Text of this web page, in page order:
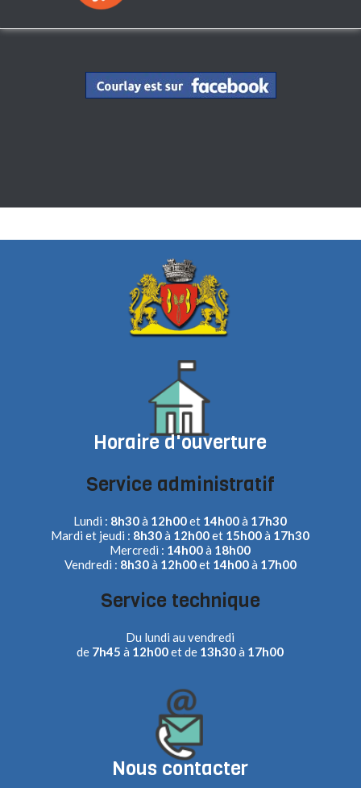
Horaire d'ouverture
Service administratif
Lundi : 8h30à 12h00et 14h00à 17h30
Mardi et jeudi : 8h30à 12h00et 15h00à 17h30
Mercredi : 14h00à 18h00
Vendredi : 8h30à 12h00et 14h00à 17h00
Service technique
Du lundi au vendredi
de 7h45 à 12h00et de 13h30à 17h00
Nous contacter